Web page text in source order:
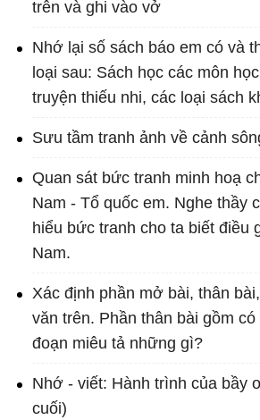
trên và ghi vào vở
Nhớ lại số sách báo em có và
loại sau: Sách học các môn
truyện thiếu nhi, các loại sách
Sưu tầm tranh ảnh về cảnh
Quan sát bức tranh minh hoạ
Nam - Tổ quốc em. Nghe thầy
hiểu bức tranh cho ta biết điều
Nam.
Xác định phần mở bài, thân
văn trên. Phần thân bài gồm
đoạn miêu tả những gì?
Nhớ - viết: Hành trình của bầy
cuối)